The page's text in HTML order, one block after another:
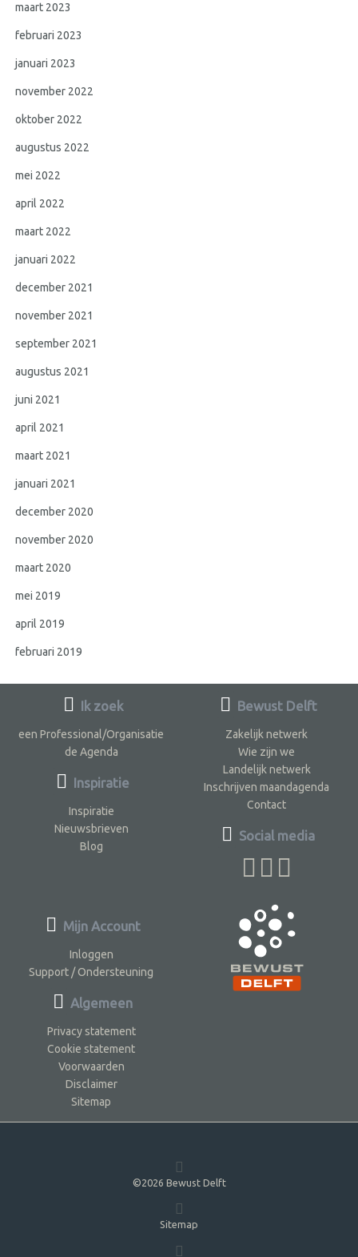
maart 2023
februari 2023
januari 2023
november 2022
oktober 2022
augustus 2022
mei 2022
april 2022
maart 2022
januari 2022
december 2021
november 2021
september 2021
augustus 2021
juni 2021
april 2021
maart 2021
januari 2021
december 2020
november 2020
maart 2020
mei 2019
april 2019
februari 2019
Ik zoek
een Professional/Organisatie
de Agenda
Inspiratie
Inspiratie
Nieuwsbrieven
Blog
Bewust Delft
Zakelijk netwerk
Wie zijn we
Landelijk netwerk
Inschrijven maandagenda
Contact
Social media
Mijn Account
Inloggen
Support / Ondersteuning
Algemeen
Privacy statement
Cookie statement
Voorwaarden
Disclaimer
Sitemap
©2026 Bewust Delft
Sitemap